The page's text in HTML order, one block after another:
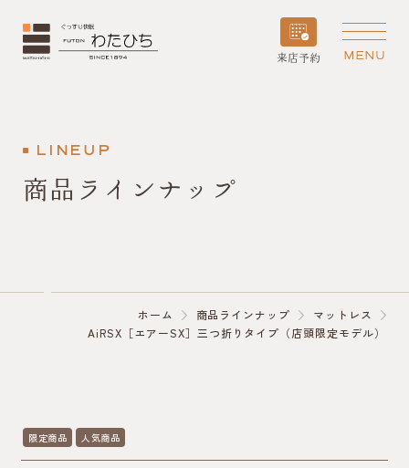
来店予約 MENU
LINEUP
商品ラインナップ
ホーム 商品ラインナップ
マットレス
AiRSX［エアーSX］三つ折りタイプ（店頭限定モデル）
限定商品 人気商品